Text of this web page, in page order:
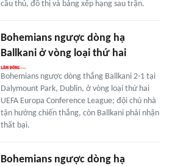
cầu thủ, đồ thị và bảng xếp hạng sau trận.
Bohemians ngược dòng hạ
Ballkani ở vòng loại thứ hai
Bohemians ngược dòng thắng Ballkani 2-1 tại
Dalymount Park, Dublin, ở vòng loại thứ hai
UEFA Europa Conference League; đội chủ nhà
tận hưởng chiến thắng, còn Ballkani phải nhận
thất bại.
Bohemians ngược dòng hạ